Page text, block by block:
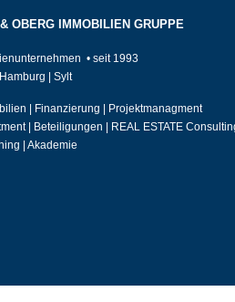
OBERG IMMOBILIEN GRUPPE
• seit 1993
| Sylt
| Finanzierung | Projektmanagment
| Beteiligungen | REAL ESTATE
| Akademie